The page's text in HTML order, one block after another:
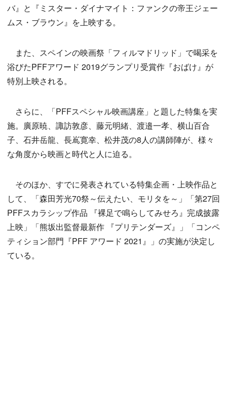
バ』と『ミスター・ダイナマイト：ファンクの帝王ジェー
ムス・ブラウン』を上映する。
また、スペインの映画祭「フィルマドリッド」で喝采を
浴びたPFFアワード 2019グランプリ受賞作『おばけ』が
特別上映される。
さらに、「PFFスペシャル映画講座」と題した特集を実
施。廣原暁、諏訪敦彦、藤元明緒、渡邉一孝、横山百合
子、石井岳龍、長嶌寛幸、松井茂の8人の講師陣が、様々
な角度から映画と時代と人に迫る。
そのほか、すでに発表されている特集企画・上映作品と
して、「森田芳光70祭～伝えたい、モリタを～」「第27回
PFFスカラシップ作品 『裸足で鳴らしてみせろ』完成披露
上映」「熊坂出監督最新作 『プリテンダーズ』」「コンペ
ティション部門『PFF アワード 2021』」の実施が決定し
ている。